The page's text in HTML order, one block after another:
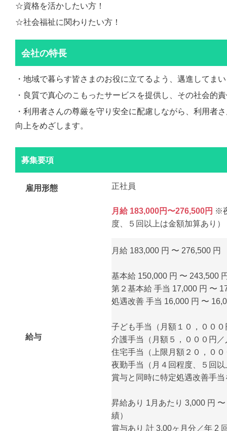
☆資格を活かしたい方！
☆社会福祉に関わりたい方！
会社の特長
・地域で暮らす皆さまのお役に立てるよう、邁進してま
・良質で真心のこもったサービスを提供し、その社会的
・利用者さんの尊厳を守り安全に配慮しながら、利用者
向上をめざします。
募集要項
雇用形態 正社員
給与
月給 183,000円〜276,500円 ※
度、５回以上は金額加算あり）
月給 183,000 円 〜 276,500 円
基本給 150,000 円 〜 243,500
第２基本給 手当 17,000 円 〜
処遇改善 手当 16,000 円 〜
子ども手当（月額１０，０００
介護手当（月額５，０００円／
住宅手当（上限月額２０，００
夜勤手当（月４回程度、５回
賞与と同時に特定処遇改善手当
昇給あり 1月あたり 3,000 円
績）
賞与あり 計 3.00ヶ月分／年 2